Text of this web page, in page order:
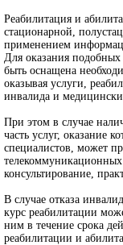
Реабилитация и
стационарной,
применением
Для оказания подобных
быть оснащена
оказывая услуги,
инвалида и
При этом в случае
часть услуг, оказание
специалистов, может
консультирование,
В случае отказа
курс реабилитации
ним в течение срока
реабилитации и